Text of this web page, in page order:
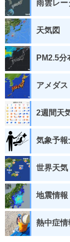
雨雲レー
天気図
PM2.5分
アメダス
2週間天
気象予報
世界天気
地震情報
熱中症情